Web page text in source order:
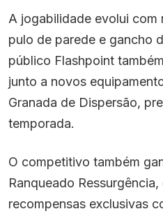
A jogabilidade evolui com
pulo de parede e gancho
público Flashpoint
junto a novos
Granada de Dispersão,
temporada.
O competitivo também
Ranqueado
recompensas exclusivas